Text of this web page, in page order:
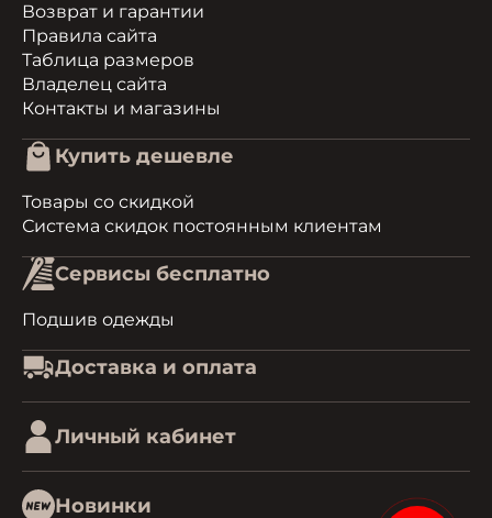
Возврат и гарантии
Правила сайта
Таблица размеров
Владелец сайта
Контакты и магазины
Купить дешевле
Товары со скидкой
Система скидок постоянным клиентам
Сервисы бесплатно
Подшив одежды
Доставка и оплата
Личный кабинет
Новинки